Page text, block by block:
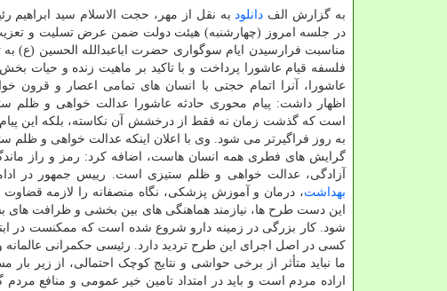
به گزارش الف دانلودبه نقل از مهر، حجت الاسلام سید ابراهیم
در جلسه امروز (چهارشنبه) هیئت دولت ضمن عرض تسلیت و
مناسبت فرارسیدن ایام سوگواری حضرت اباعبدالله الحسین (ع) به
فلسفه قیام عاشورا پرداخت و با تاکید بر ماهیت زنده و حیات بخش
عاشورا، آنرا اتمام حجتی با انسان های تمامی اعصار و قرون
اظهار داشت: پیام محوری حادثه عاشورا عدالت خواهی و ظلم
است که گذشت زمان نه فقط از درخشش آن نکاسته، بلکه این پیام
به روز فراگیرتر می شود. وی با اعلان اینکه عدالت خواهی و ظلم
گرایش های فطری همه انسان هاست، اضافه کرد: رمز و راز
آزادگی، عدالت خواهی و ظلم ستیزی است. رییس جمهور در
بهداشت، درمان و آموزش پزشکی، نگاه منصفانه را لازمه
این دست طرح ها، نیازمند هماهنگی های بین بخشی و ظرافت
شود. کار بزرگی در زمینه دارو شروع شده است که ممکنست در
کسی در اصل اجرای این طرح تردید دارد. رئیسی حکمرانی
ما نباید متأثر از برخی حواشی و نتایج کوچک احتمالی، از زیر
اراده مردم است و باید در امتداد تامین خیر عمومی و منافع